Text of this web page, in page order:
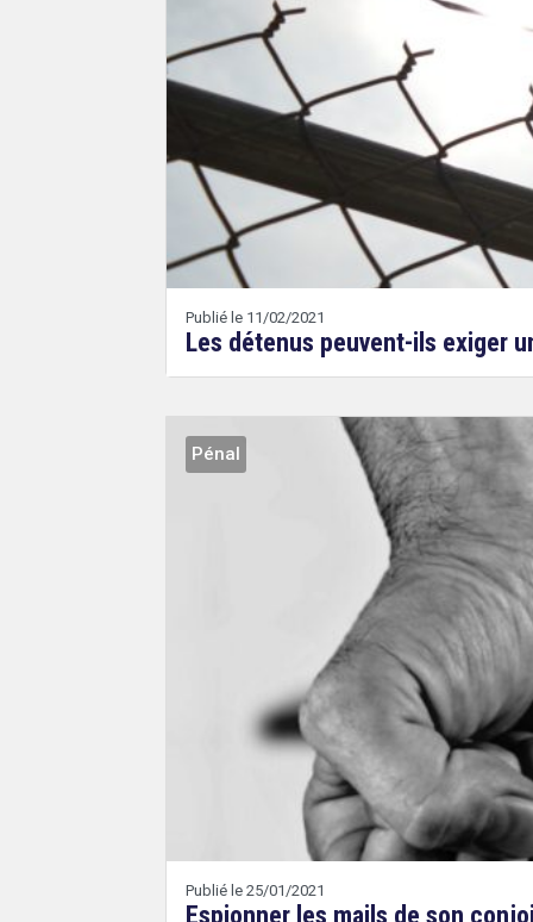
Publié le 11/02/2021
Les détenus peuvent-ils exiger
Pénal
Publié le 25/01/2021
Espionner les mails de son